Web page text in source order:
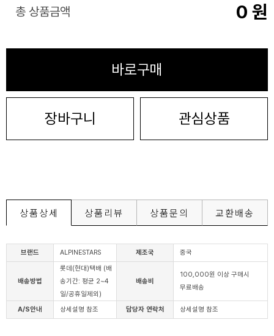
총 상품금액 0 원
바로구매
장바구니 관심상품
상품상세 상품리뷰 상품문의 교환배송
브랜드 ALPINESTARS 제조국 중국
배송방법
롯데(현대)택배 (배
송기간: 평균 2~4
일/공휴일제외)
배송비
100,000원 이상 구매시
무료배송
A/S안내 상세설명 참조 담당자 연락처 상세설명 참조